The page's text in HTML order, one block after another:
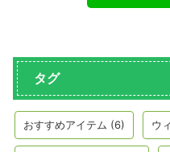
タグ
おすすめアイテム (6) ウ